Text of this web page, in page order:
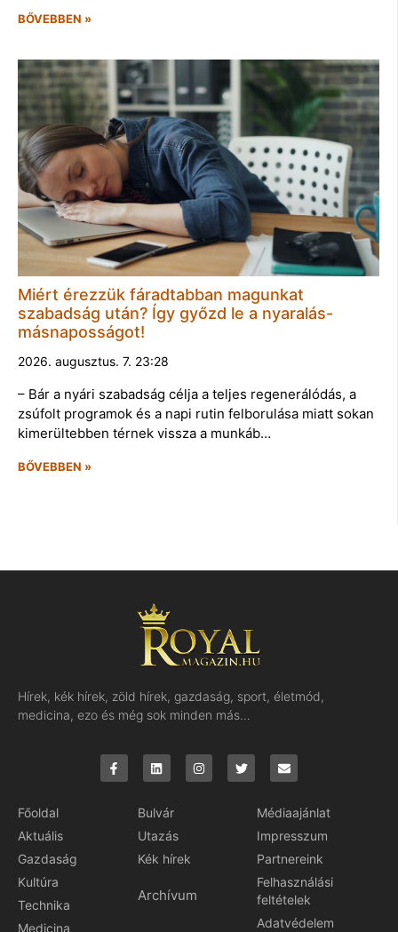
BŐVEBBEN »
Miért érezzük fáradtabban magunkat
szabadság után? Így győzd le a nyaralás-
másnaposságot!
2026. augusztus. 7. 23:28
– Bár a nyári szabadság célja a teljes regenerálódás, a
zsúfolt programok és a napi rutin felborulása miatt sokan
kimerültebben térnek vissza a munkáb…
BŐVEBBEN »
Hírek, kék hírek, zöld hírek, gazdaság, sport, életmód,
medicina, ezo és még sok minden más…
Főoldal
Aktuális
Gazdaság
Kultúra
Technika
Medicina
Bulvár
Utazás
Kék hírek
Archívum
Médiaajánlat
Impresszum
Partnereink
Felhasználási
feltételek
Adatvédelem